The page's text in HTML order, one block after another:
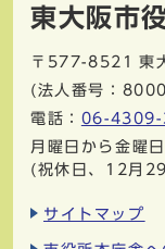
東大阪市
〒577-8521
東
(法人番号：
電話： 06-4309-
月曜日から金曜
(祝休日、12月
サイトマップ